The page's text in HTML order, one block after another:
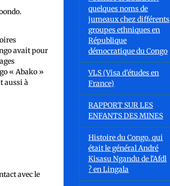
avait pour
« Abako »
aussi à
avec le
quelques noms de
jumeaux chez différents
groupes ethniques en
République
démocratique du Congo
VLS (Visa d'études en
France)
RAPPORT SUR LES
ENFANTS DES MINES
Histoire du Congo, qui
était le général André
Kisasu Ngandu de l'Afdl
? en Lingala